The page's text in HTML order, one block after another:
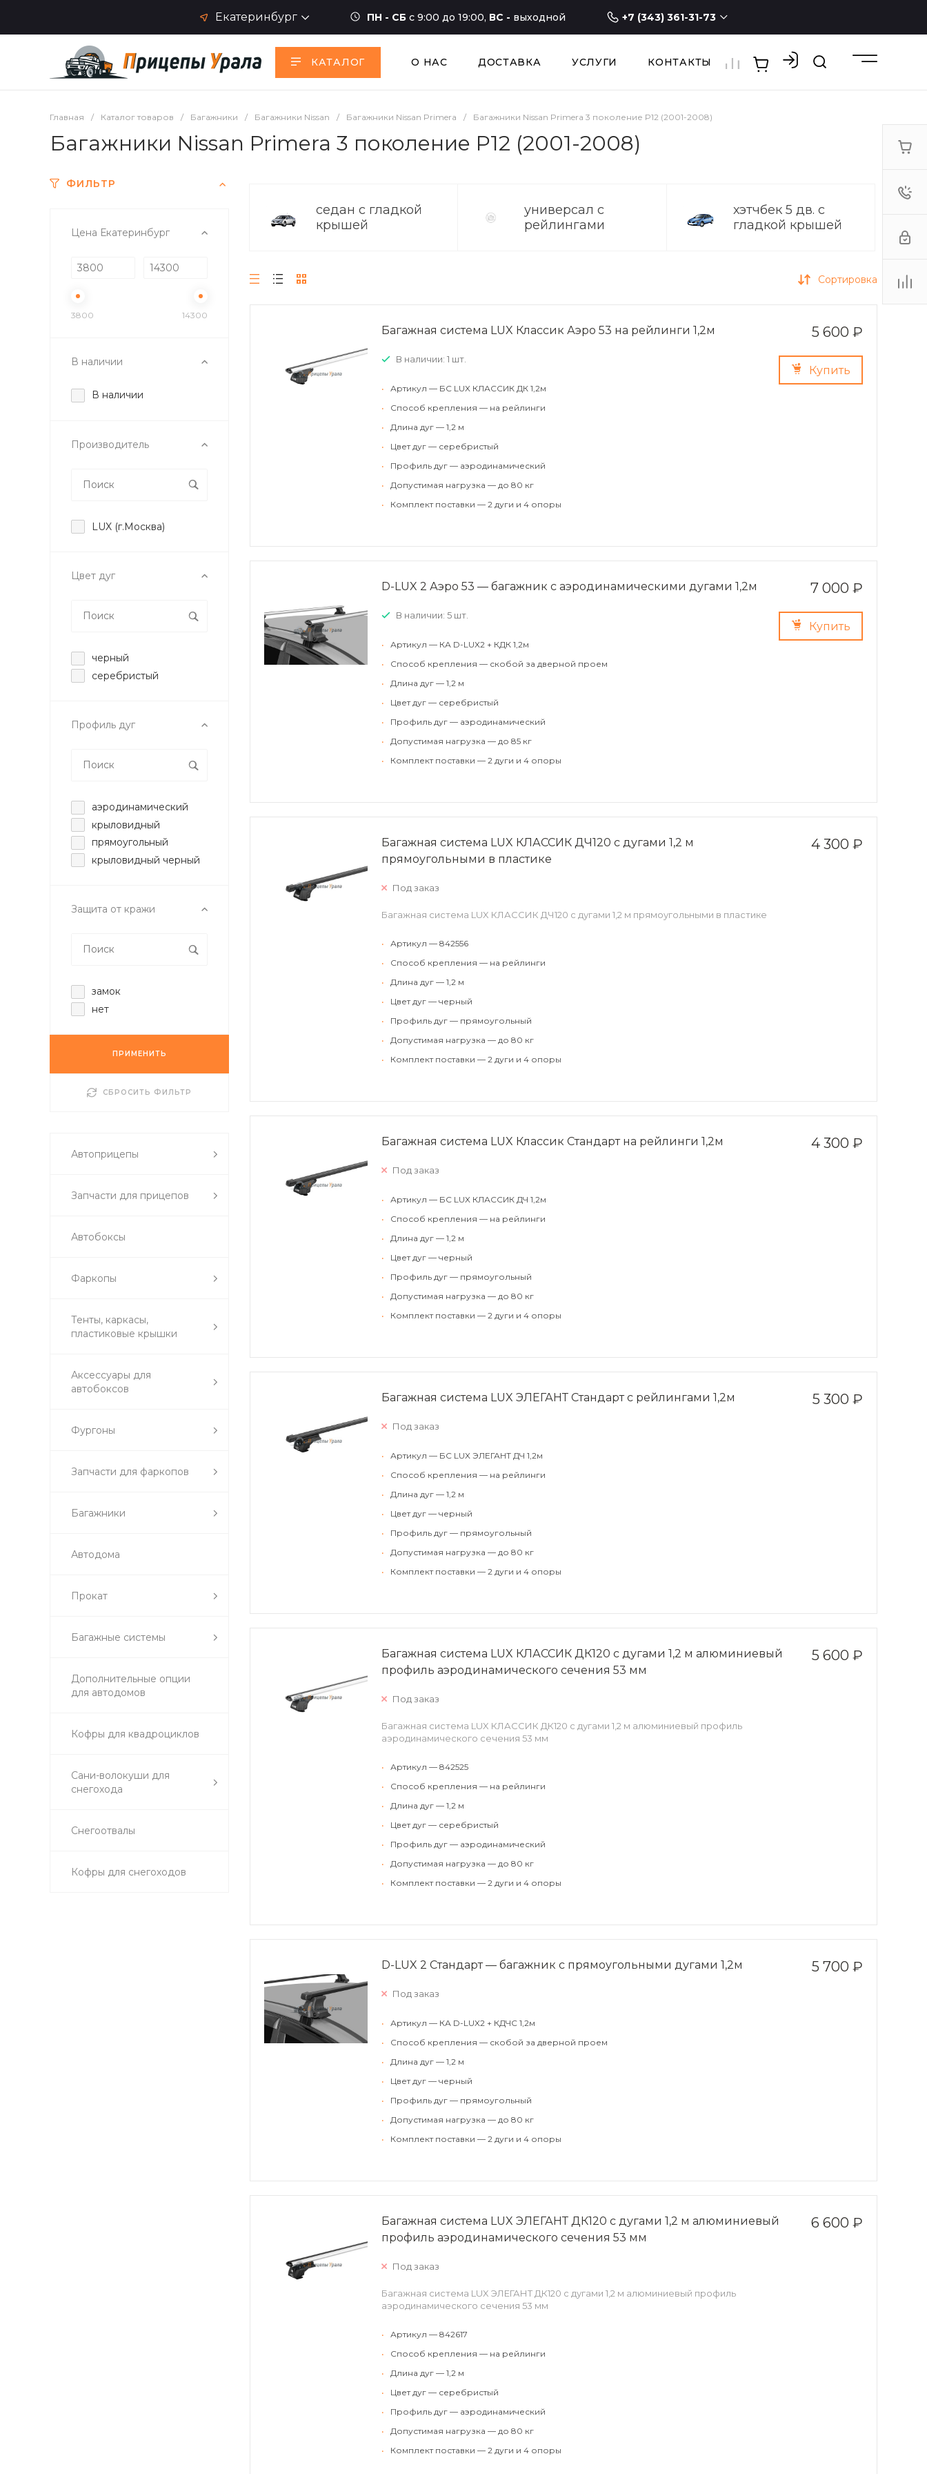
Екатеринбург ПН - СБ с 9:00 до 19:00, ВС - выходной +7 (343) 361-31-73
+7 (343) 361-31-73
3613173@mail.ru
КАТАЛОГ О НАС ДОСТАВКА УСЛУГИ КОНТАКТЫ
Главная / Каталог товаров / Багажники / Багажники Nissan / Багажники Nissan Primera / Багажники Nissan Primera 3 поколение P12 (2001-2008)
Багажники Nissan Primera 3 поколение P12 (2001-2008)
ФИЛЬТР
Цена Екатеринбург
3800 14300
В наличии
В наличии
Производитель
LUX (г.Москва)
Цвет дуг
черный
серебристый
Профиль дуг
аэродинамический
крыловидный
прямоугольный
крыловидный черный
Защита от кражи
замок
нет
ПРИМЕНИТЬ
СБРОСИТЬ ФИЛЬТР
Автоприцепы
Запчасти для прицепов
Автобоксы
Фаркопы
Тенты, каркасы,
пластиковые крышки
Аксессуары для
автобоксов
Фургоны
Запчасти для фаркопов
Багажники
Автодома
Прокат
Багажные системы
Дополнительные опции
для автодомов
Кофры для квадроциклов
Сани-волокуши для
снегохода
Снегоотвалы
Кофры для снегоходов
седан с гладкой
крышей
универсал с
рейлингами
хэтчбек 5 дв. с
гладкой крышей
Сортировка
5 600 ₽
Купить
Багажная система LUX Классик Аэро 53 на рейлинги 1,2м
В наличии: 1 шт.
•
Артикул — БС LUX КЛАССИК ДК 1,2м
•
Способ крепления — на рейлинги
•
Длина дуг — 1,2 м
•
Цвет дуг — серебристый
•
Профиль дуг — аэродинамический
•
Допустимая нагрузка — до 80 кг
•
Комплект поставки — 2 дуги и 4 опоры
7 000 ₽
Купить
D-LUX 2 Аэро 53 — багажник с аэродинамическими дугами 1,2м
В наличии: 5 шт.
•
Артикул — КА D-LUX2 + КДК 1,2м
•
Способ крепления — скобой за дверной проем
•
Длина дуг — 1,2 м
•
Цвет дуг — серебристый
•
Профиль дуг — аэродинамический
•
Допустимая нагрузка — до 85 кг
•
Комплект поставки — 2 дуги и 4 опоры
4 300 ₽
Багажная система LUX КЛАССИК ДЧ120 с дугами 1,2 м
прямоугольными в пластике
Под заказ
Багажная система LUX КЛАССИК ДЧ120 с дугами 1,2 м прямоугольными в пластике
•
Артикул — 842556
•
Способ крепления — на рейлинги
•
Длина дуг — 1,2 м
•
Цвет дуг — черный
•
Профиль дуг — прямоугольный
•
Допустимая нагрузка — до 80 кг
•
Комплект поставки — 2 дуги и 4 опоры
4 300 ₽
Багажная система LUX Классик Стандарт на рейлинги 1,2м
Под заказ
•
Артикул — БС LUX КЛАССИК ДЧ 1,2м
•
Способ крепления — на рейлинги
•
Длина дуг — 1,2 м
•
Цвет дуг — черный
•
Профиль дуг — прямоугольный
•
Допустимая нагрузка — до 80 кг
•
Комплект поставки — 2 дуги и 4 опоры
5 300 ₽
Багажная система LUX ЭЛЕГАНТ Стандарт с рейлингами 1,2м
Под заказ
•
Артикул — БС LUX ЭЛЕГАНТ ДЧ 1,2м
•
Способ крепления — на рейлинги
•
Длина дуг — 1,2 м
•
Цвет дуг — черный
•
Профиль дуг — прямоугольный
•
Допустимая нагрузка — до 80 кг
•
Комплект поставки — 2 дуги и 4 опоры
5 600 ₽
Багажная система LUX КЛАССИК ДК120 с дугами 1,2 м алюминиевый
профиль аэродинамического сечения 53 мм
Под заказ
Багажная система LUX КЛАССИК ДК120 с дугами 1,2 м алюминиевый профиль
аэродинамического сечения 53 мм
•
Артикул — 842525
•
Способ крепления — на рейлинги
•
Длина дуг — 1,2 м
•
Цвет дуг — серебристый
•
Профиль дуг — аэродинамический
•
Допустимая нагрузка — до 80 кг
•
Комплект поставки — 2 дуги и 4 опоры
5 700 ₽
D-LUX 2 Стандарт — багажник с прямоугольными дугами 1,2м
Под заказ
•
Артикул — КА D-LUX2 + КДЧС 1,2м
•
Способ крепления — скобой за дверной проем
•
Длина дуг — 1,2 м
•
Цвет дуг — черный
•
Профиль дуг — прямоугольный
•
Допустимая нагрузка — до 80 кг
•
Комплект поставки — 2 дуги и 4 опоры
6 600 ₽
Багажная система LUX ЭЛЕГАНТ ДК120 с дугами 1,2 м алюминиевый
профиль аэродинамического сечения 53 мм
Под заказ
Багажная система LUX ЭЛЕГАНТ ДК120 с дугами 1,2 м алюминиевый профиль
аэродинамического сечения 53 мм
•
Артикул — 842617
•
Способ крепления — на рейлинги
•
Длина дуг — 1,2 м
•
Цвет дуг — серебристый
•
Профиль дуг — аэродинамический
•
Допустимая нагрузка — до 80 кг
•
Комплект поставки — 2 дуги и 4 опоры